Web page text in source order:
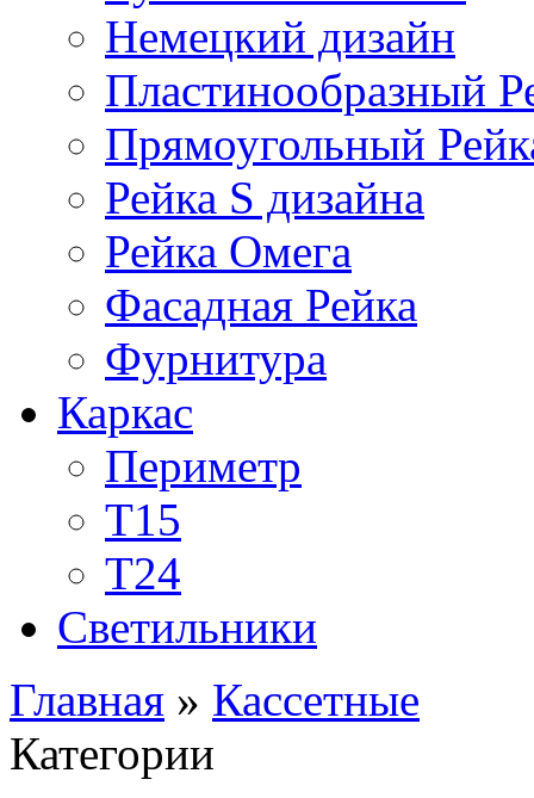
Немецкий дизайн
Пластинообразный
Прямоугольный
Рейка S дизайна
Рейка Омега
Фасадная Рейка
Фурнитура
Каркас
Периметр
Т15
Т24
Светильники
Главная » Кассетные
Категории